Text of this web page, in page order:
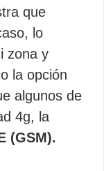
que
lo
zona y
la opción
algunos de
4g, la
(GSM).